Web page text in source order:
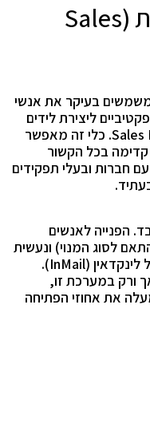
10. כלים לאנשי מכירות (Sales
משמשים בעיקר את אנשי
ליצירת לידים
עבור אנשי מכירות הוא ה- Sales Navigator. כלי זה מאפשר
בכל הקשור
חברות ובעלי תפקידים
הפנייה לאנשים
30 בחודש (בהתאם לסוג המנוי) ונעשית
באמצעות מערכת הדואר הפנימית של לינקדאין (InMail).
ורק במערכת זו,
את אחוזי הפתיחה